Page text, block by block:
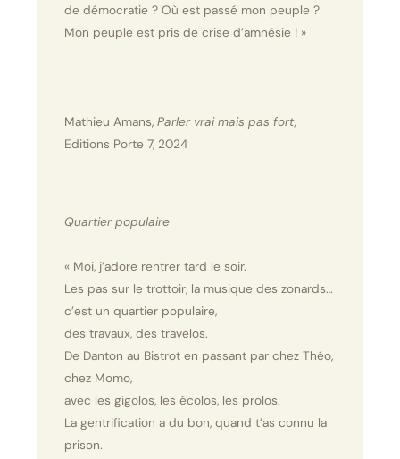
de démocratie ? Où est passé mon peuple ?
Mon peuple est pris de crise d’amnésie ! »
Mathieu Amans, Parler vrai mais pas fort,
Editions Porte 7, 2024
Quartier populaire
« Moi, j’adore rentrer tard le soir.
Les pas sur le trottoir, la musique des zonards…
c’est un quartier populaire,
des travaux, des travelos.
De Danton au Bistrot en passant par chez Théo,
chez Momo,
avec les gigolos, les écolos, les prolos.
La gentrification a du bon, quand t’as connu la
prison.